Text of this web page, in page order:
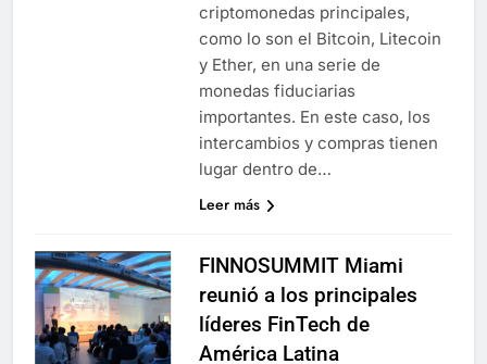
criptomonedas principales,
como lo son el Bitcoin, Litecoin
y Ether, en una serie de
monedas fiduciarias
importantes. En este caso, los
intercambios y compras tienen
lugar dentro de…
Leer más
FINNOSUMMIT Miami
reunió a los principales
líderes FinTech de
América Latina